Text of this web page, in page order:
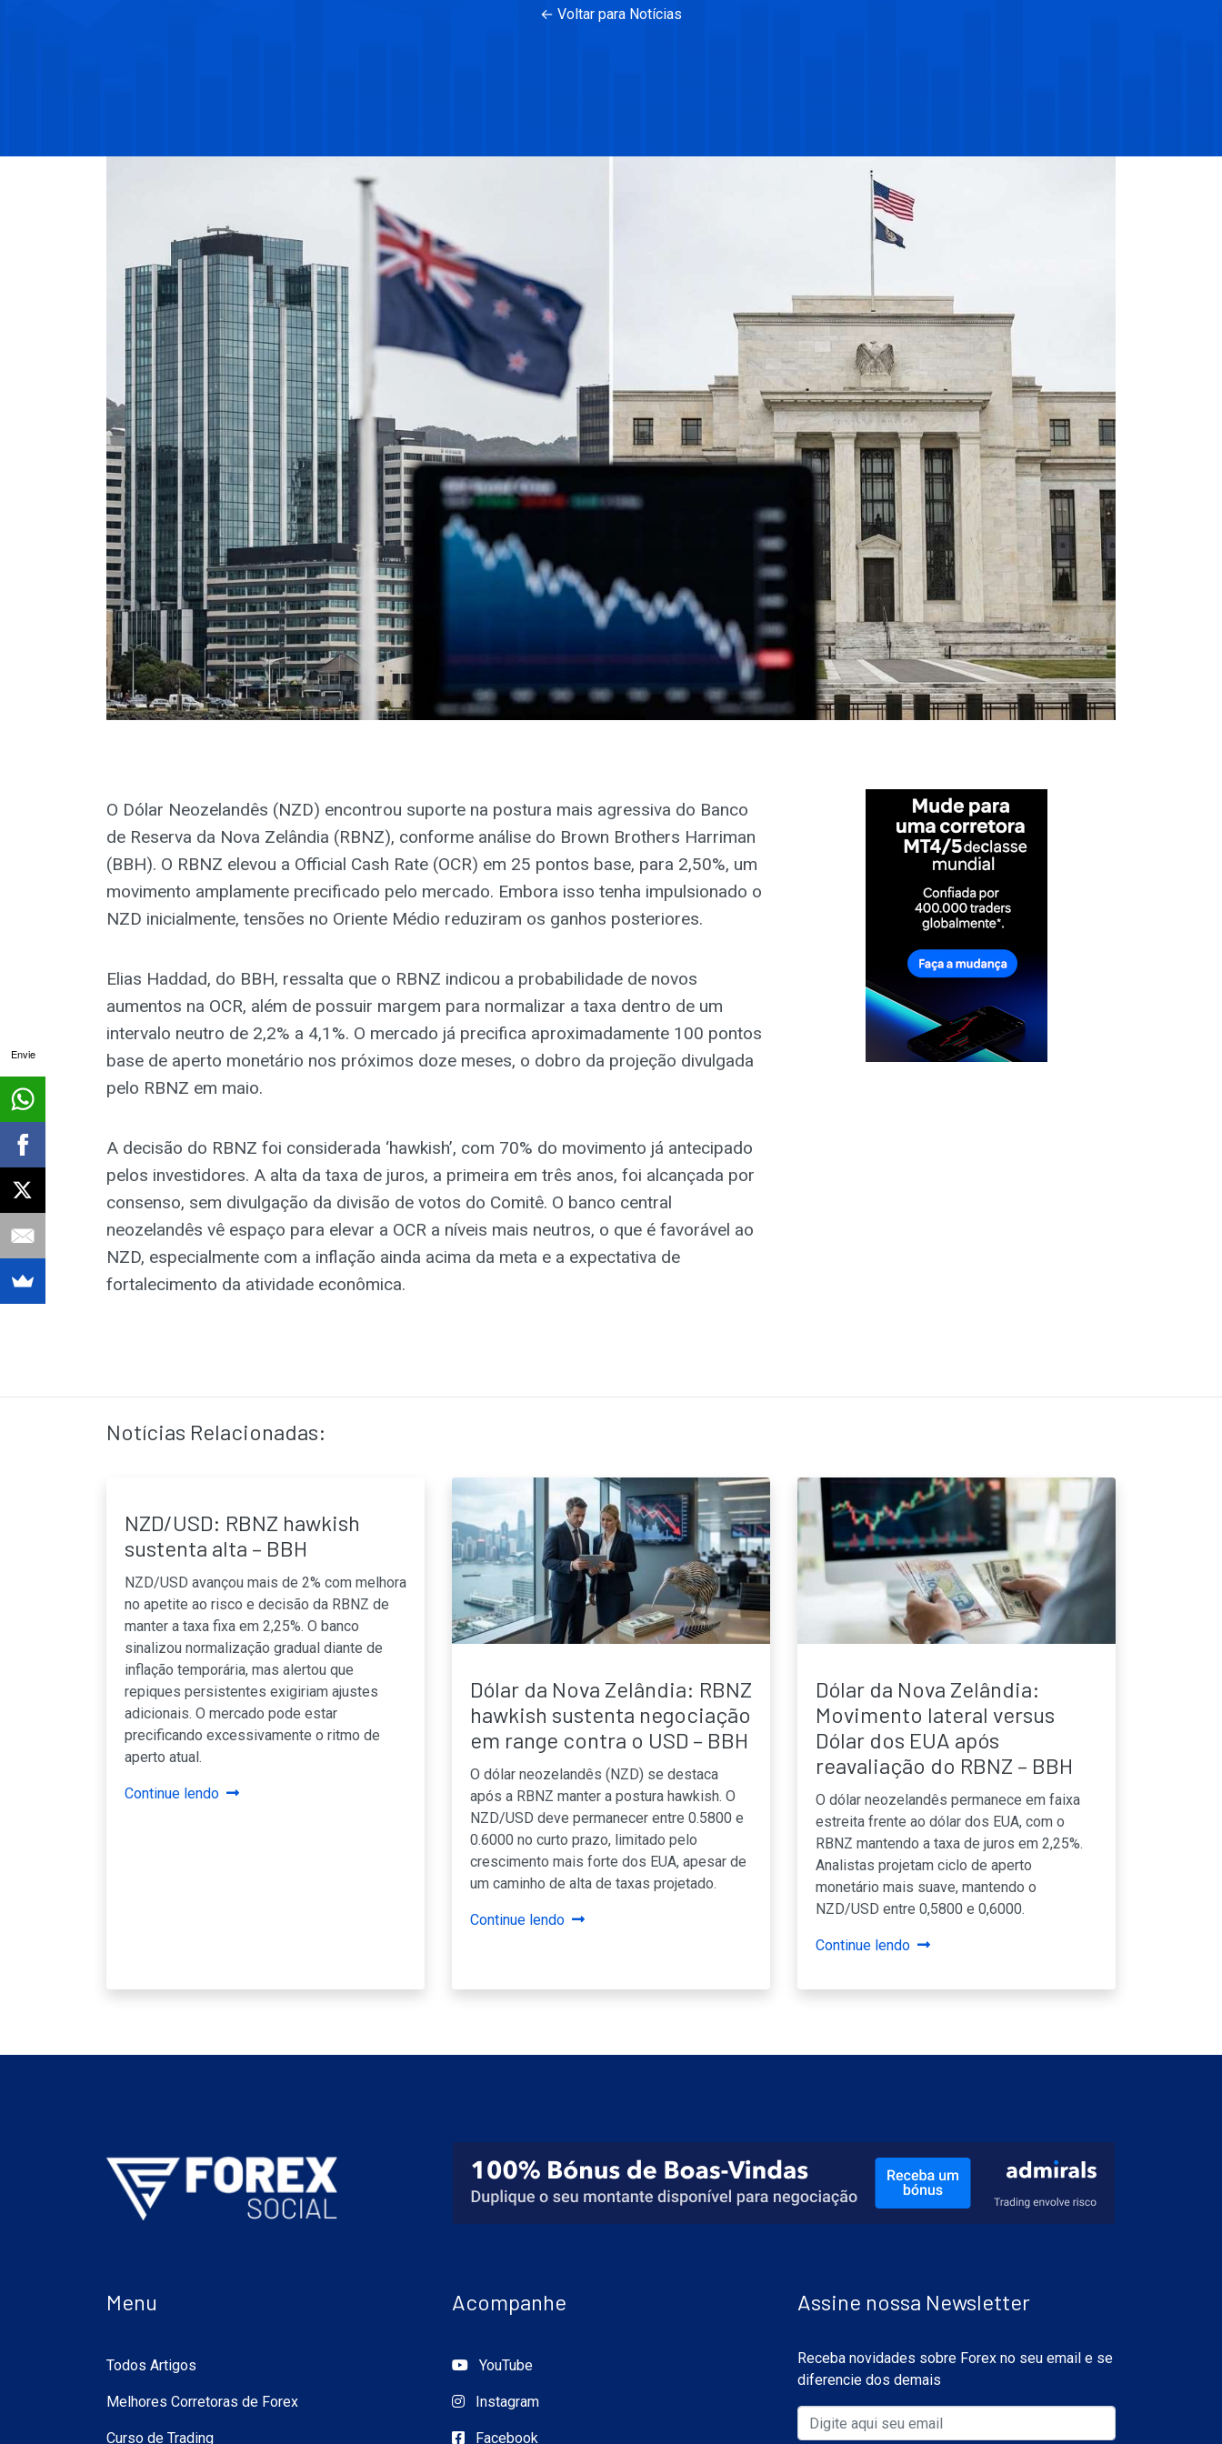
← Voltar para Notícias
O Dólar Neozelandês (NZD) encontrou suporte na postura mais agressiva do Banco
de Reserva da Nova Zelândia (RBNZ), conforme análise do Brown Brothers Harriman
(BBH). O RBNZ elevou a Official Cash Rate (OCR) em 25 pontos base, para 2,50%, um
movimento amplamente precificado pelo mercado. Embora isso tenha impulsionado o
NZD inicialmente, tensões no Oriente Médio reduziram os ganhos posteriores.
Elias Haddad, do BBH, ressalta que o RBNZ indicou a probabilidade de novos
aumentos na OCR, além de possuir margem para normalizar a taxa dentro de um
intervalo neutro de 2,2% a 4,1%. O mercado já precifica aproximadamente 100 pontos
base de aperto monetário nos próximos doze meses, o dobro da projeção divulgada
pelo RBNZ em maio.
A decisão do RBNZ foi considerada ‘hawkish’, com 70% do movimento já antecipado
pelos investidores. A alta da taxa de juros, a primeira em três anos, foi alcançada por
consenso, sem divulgação da divisão de votos do Comitê. O banco central
neozelandês vê espaço para elevar a OCR a níveis mais neutros, o que é favorável ao
NZD, especialmente com a inflação ainda acima da meta e a expectativa de
fortalecimento da atividade econômica.
Notícias Relacionadas:
NZD/USD: RBNZ hawkish
sustenta alta – BBH
NZD/USD avançou mais de 2% com melhora
no apetite ao risco e decisão da RBNZ de
manter a taxa fixa em 2,25%. O banco
sinalizou normalização gradual diante de
inflação temporária, mas alertou que
repiques persistentes exigiriam ajustes
adicionais. O mercado pode estar
precificando excessivamente o ritmo de
aperto atual.
Continue lendo
Dólar da Nova Zelândia: RBNZ
hawkish sustenta negociação
em range contra o USD – BBH
O dólar neozelandês (NZD) se destaca
após a RBNZ manter a postura hawkish. O
NZD/USD deve permanecer entre 0.5800 e
0.6000 no curto prazo, limitado pelo
crescimento mais forte dos EUA, apesar de
um caminho de alta de taxas projetado.
Continue lendo
Dólar da Nova Zelândia:
Movimento lateral versus
Dólar dos EUA após
reavaliação do RBNZ – BBH
O dólar neozelandês permanece em faixa
estreita frente ao dólar dos EUA, com o
RBNZ mantendo a taxa de juros em 2,25%.
Analistas projetam ciclo de aperto
monetário mais suave, mantendo o
NZD/USD entre 0,5800 e 0,6000.
Continue lendo
Menu
Todos Artigos
Melhores Corretoras de Forex
Curso de Trading
Acompanhe
YouTube
Instagram
Facebook
Assine nossa Newsletter
Receba novidades sobre Forex no seu email e se
diferencie dos demais
Envie